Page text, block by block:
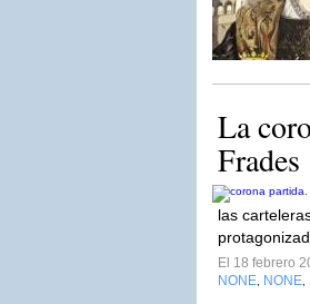
La
Frades
las
El 18 febrero
NONE NONE